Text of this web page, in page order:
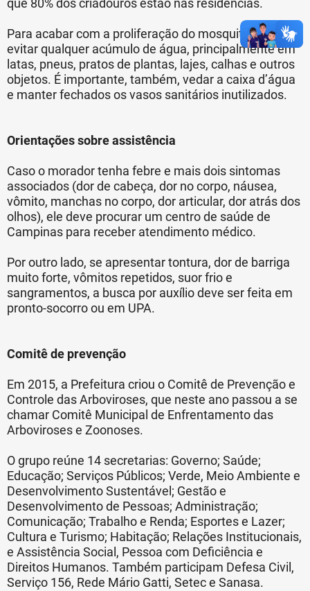
que 80% dos criadouros estão nas residências.
Para acabar com a proliferação do mosquito é preciso
evitar qualquer acúmulo de água, principalmente em
latas, pneus, pratos de plantas, lajes, calhas e outros
objetos. É importante, também, vedar a caixa d’água
e manter fechados os vasos sanitários inutilizados.
Orientações sobre assistência
Caso o morador tenha febre e mais dois sintomas
associados (dor de cabeça, dor no corpo, náusea,
vômito, manchas no corpo, dor articular, dor atrás dos
olhos), ele deve procurar um centro de saúde de
Campinas para receber atendimento médico.
Por outro lado, se apresentar tontura, dor de barriga
muito forte, vômitos repetidos, suor frio e
sangramentos, a busca por auxílio deve ser feita em
pronto-socorro ou em UPA.
Comitê de prevenção
Em 2015, a Prefeitura criou o Comitê de Prevenção e
Controle das Arboviroses, que neste ano passou a se
chamar Comitê Municipal de Enfrentamento das
Arboviroses e Zoonoses.
O grupo reúne 14 secretarias: Governo; Saúde;
Educação; Serviços Públicos; Verde, Meio Ambiente e
Desenvolvimento Sustentável; Gestão e
Desenvolvimento de Pessoas; Administração;
Comunicação; Trabalho e Renda; Esportes e Lazer;
Cultura e Turismo; Habitação; Relações Institucionais,
e Assistência Social, Pessoa com Deficiência e
Direitos Humanos. Também participam Defesa Civil,
Serviço 156, Rede Mário Gatti, Setec e Sanasa.